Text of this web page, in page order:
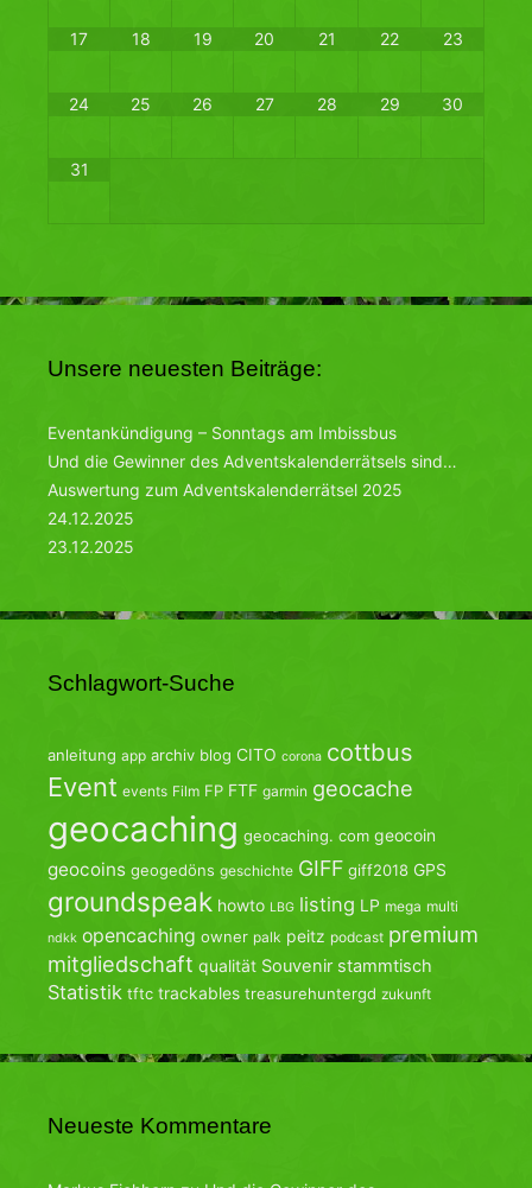
17 18 19 20 21 22 23
24 25 26 27 28 29 30
31
Unsere neuesten Beiträge:
Eventankündigung – Sonntags am Imbissbus
Und die Gewinner des Adventskalenderrätsels sind…
Auswertung zum Adventskalenderrätsel 2025
24.12.2025
23.12.2025
Schlagwort-Suche
anleitung app archiv blog CITO corona cottbus
Event events Film FP FTF garmin geocache
geocaching geocaching. com geocoin
geocoins geogedöns geschichte GIFF giff2018 GPS
groundspeak howto LBG listing LP mega multi
ndkk opencaching owner palk peitz podcast premium
mitgliedschaft qualität Souvenir stammtisch
Statistik tftc trackables treasurehuntergd zukunft
Neueste Kommentare